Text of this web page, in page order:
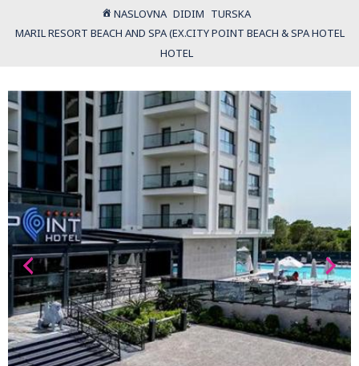
NASLOVNA DIDIM TURSKA
MARIL RESORT BEACH AND SPA (EX.CITY POINT BEACH & SPA HOTEL
HOTEL